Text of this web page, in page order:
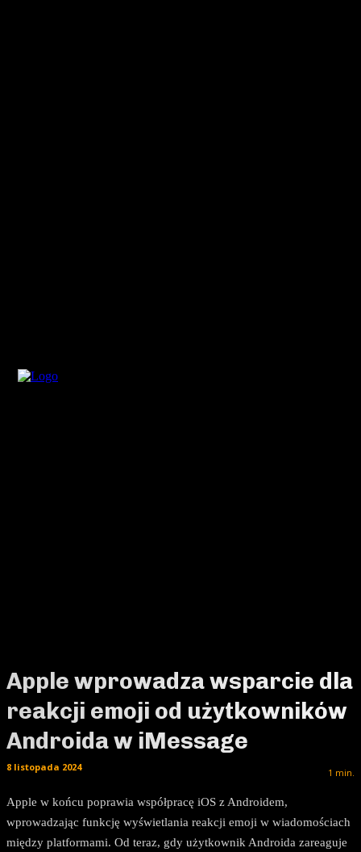
Apple wprowadza wsparcie dla
reakcji emoji od użytkowników
Androida w iMessage
1 min.
8 listopada 2024
Apple w końcu poprawia współpracę iOS z Androidem,
wprowadzając funkcję wyświetlania reakcji emoji w wiadomościach
między platformami. Od teraz, gdy użytkownik Androida zareaguje